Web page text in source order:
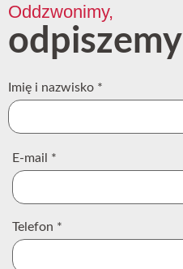
Oddzwonimy,
odpiszemy
Imię i nazwisko *
E-mail *
Telefon *